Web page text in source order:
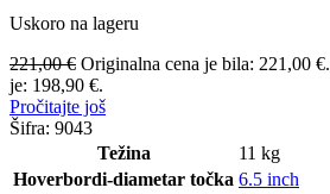
Uskoro na lageru
221,00€ Originalna cena je bila: 221,00 €.
je: 198,90 €.
Pročitajte još
Šifra: 9043
Težina
11 kg
Hoverbordi-diametar točka 6.5 inch